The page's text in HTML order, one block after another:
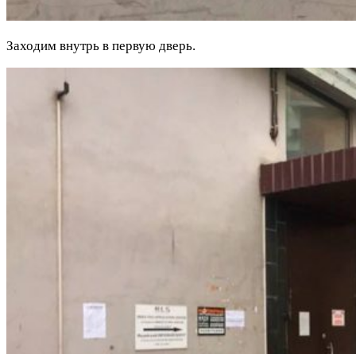
Заходим внутрь в первую дверь.